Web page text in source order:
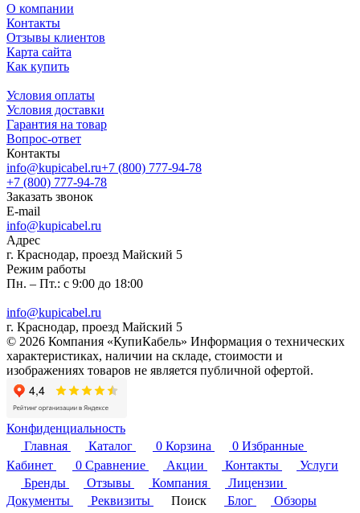
О компании
Контакты
Отзывы клиентов
Карта сайта
Как купить
Условия оплаты
Условия доставки
Гарантия на товар
Вопрос-ответ
Контакты
info@kupicabel.ru+7 (800) 777-94-78
+7 (800) 777-94-78
Заказать звонок
E-mail
info@kupicabel.ru
Адрес
г. Краснодар, проезд Майский 5
Режим работы
Пн. – Пт.: с 9:00 до 18:00
info@kupicabel.ru
г. Краснодар, проезд Майский 5
© 2026 Компания «КупиКабель» Информация о технических
характеристиках, наличии на складе, стоимости и
изображениях товаров не является публичной офертой.
Конфиденциальность
Главная
Каталог 0 Корзина 0 Избранные
Кабинет
0 Сравнение Акции Контакты
Услуги
Бренды
Отзывы Компания
Лицензии
Документы
Реквизиты Поиск Блог Обзоры